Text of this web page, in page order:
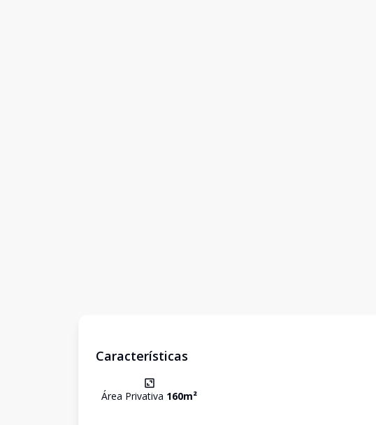
Características
Área Privativa 160m²